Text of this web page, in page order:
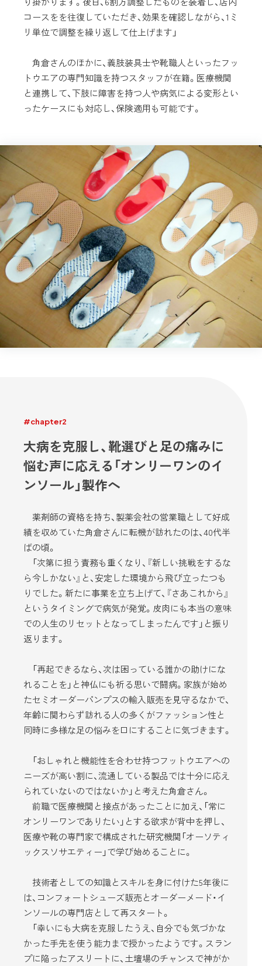
コースをを往復していただき、効果を確認しながら、1ミ
リ単位で調整を繰り返して仕上げます」
角倉さんのほかに、義肢装具士や靴職人といったフッ
トウエアの専門知識を持つスタッフが在籍。医療機関
と連携して、下肢に障害を持つ人や病気による変形とい
ったケースにも対応し、保険適用も可能です。
#chapter2
大病を克服し、靴選びと足の痛みに
悩む声に応える「オンリーワンのイ
ンソール」製作へ
薬剤師の資格を持ち、製薬会社の営業職として好成
績を収めていた角倉さんに転機が訪れたのは、40代半
ばの頃。
「次第に担う責務も重くなり、『新しい挑戦をするな
ら今しかない』と、安定した環境から飛び立ったつも
りでした。新たに事業を立ち上げて、『さあこれから』
というタイミングで病気が発覚。皮肉にも本当の意味
での人生のリセットとなってしまったんです」と振り
返ります。
「再起できるなら、次は困っている誰かの助けにな
れることを」と神仏にも祈る思いで闘病。家族が始め
たセミオーダーパンプスの輸入販売を見守るなかで、
年齢に関わらず訪れる人の多くがファッション性と
同時に多様な足の悩みを口にすることに気づきます。
「おしゃれと機能性を合わせ持つフットウエアへの
ニーズが高い割に、流通している製品では十分に応え
られていないのではないか」と考えた角倉さん。
前職で医療機関と接点があったことに加え、「常に
オンリーワンでありたい」とする欲求が背中を押し、
医療や靴の専門家で構成された研究機関「オーソティ
ックスソサエティー」で学び始めることに。
技術者としての知識とスキルを身に付けた5年後に
は、コンフォートシューズ販売とオーダーメード・イ
ンソールの専門店として再スタート。
「幸いにも大病を克服したうえ、自分でも気づかな
かった手先を使う能力まで授かったようです。スラン
プに陥ったアスリートに、土壇場のチャンスで神がか